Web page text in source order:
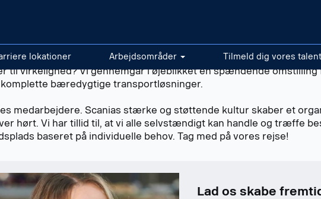
lokationer Arbejdsområder Tilmeld dig vores
til virkelighed? Vi gennemgår i øjeblikket en spændende omstilling
bæredygtige transportløsninger.
medarbejdere. Scanias stærke og støttende kultur skaber et
hørt. Vi har tillid til, at vi alle selvstændigt kan handle og træffe
baseret på individuelle behov. Tag med på vores rejse!
Lad os skabe